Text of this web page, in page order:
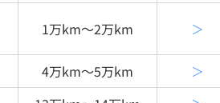
1万km〜2万km ＞
4万km〜5万km
＞